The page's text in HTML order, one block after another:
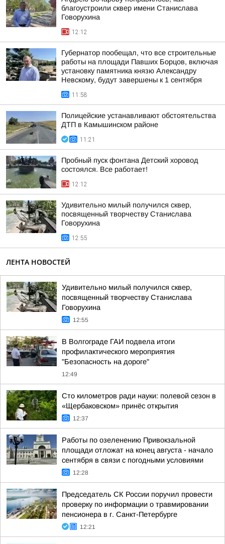
благоустроили сквер имени Станислава
Говорухина
12:12
Губернатор пообещал, что все строительные
работы на площади Павших Борцов, включая
установку памятника князю Александру
Невскому, будут завершены к 1 сентября
11:58
Полицейские устанавливают обстоятельства
ДТП в Камышинском районе
11:21
Пробный пуск фонтана Детский хоровод
состоялся. Все работает!
12:12
Удивительно милый получился сквер,
посвященный творчеству Станислава
Говорухина
12:55
ЛЕНТА НОВОСТЕЙ
Удивительно милый получился сквер,
посвященный творчеству Станислава
Говорухина
12:55
В Волгограде ГАИ подвела итоги
профилактического мероприятия
"Безопасность на дороге"
12:49
Сто километров ради науки: полевой сезон в
«Щербаковском» принёс открытия
12:37
Работы по озеленению Привокзальной
площади отложат на конец августа - начало
сентября в связи с погодными условиями
12:28
Председатель СК России поручил провести
проверку по информации о травмировании
пенсионера в г. Санкт-Петербурге
12:21